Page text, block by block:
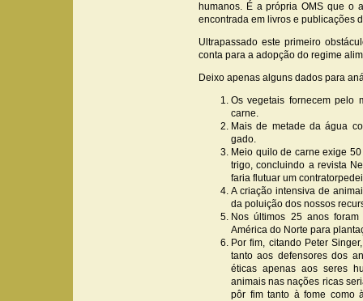
humanos. É a própria OMS que o
encontrada em livros e publicações
Ultrapassado este primeiro
conta para a adopção do regime
Deixo apenas alguns dados para
Os vegetais fornecem pelo
carne.
Mais de metade da água
gado.
Meio quilo de carne exige
trigo, concluindo a revista
faria flutuar um
A criação intensiva de
da poluição dos nossos
Nos últimos 25 anos
América do Norte para
Por fim, citando Peter
tanto aos defensores dos
éticas apenas aos seres
animais nas nações ricas
pôr fim tanto à fome como